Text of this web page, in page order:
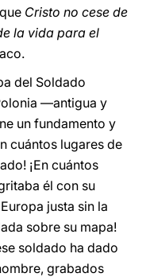
Cristo no cese de
la vida para el
del Soldado
—antigua y
un fundamento y
cuántos lugares de
¡En cuántos
él con su
justa sin la
sobre su mapa!
soldado ha dado
grabados